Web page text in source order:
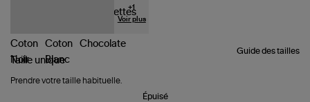
+1
Voir plus
Guide des tailles
Taille unique
Prendre votre taille habituelle.
Épuisé